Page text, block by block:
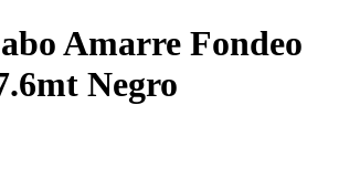
Amarre Fondeo
Negro